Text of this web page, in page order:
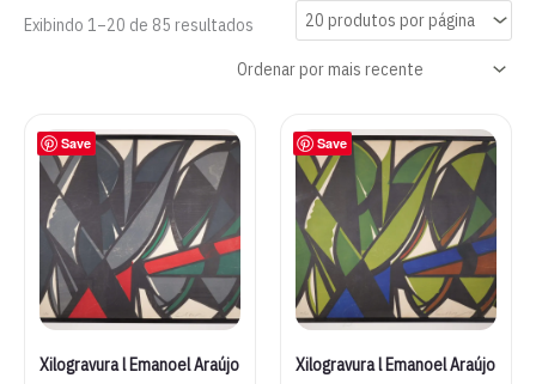
Exibindo 1–20 de 85 resultados Classificado
mais
recente
Save
Xilogravura l Emanoel Araújo
Save
Xilogravura l Emanoel Araújo